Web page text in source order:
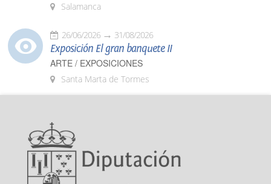
Salamanca
26/06/2026 31/08/2026
Exposición El gran banquete II
ARTE / EXPOSICIONES
Santa Marta de Tormes